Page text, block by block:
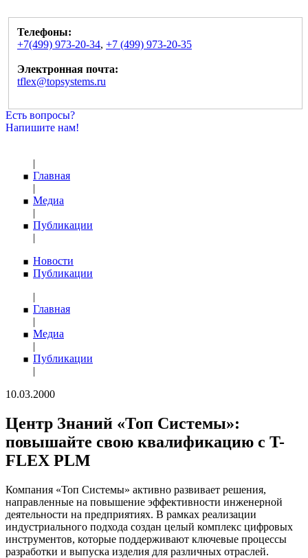
Телефоны:
+7(499) 973-20-34, +7 (499) 973-20-35
Электронная почта:
tflex@topsystems.ru
Есть вопросы?
Напишите нам!
|
Главная
|
Медиа
|
Публикации
|
Новости
Публикации
|
Главная
|
Медиа
|
Публикации
|
10.03.2000
Центр Знаний «Топ Системы»:
повышайте свою квалификацию с T-
FLEX PLM
Компания «Топ Системы» активно развивает решения,
направленные на повышение эффективности инженерной
деятельности на предприятиях. В рамках реализации
индустриального подхода создан целый комплекс цифровых
инструментов, которые поддерживают ключевые процессы
разработки и выпуска изделия для различных отраслей.